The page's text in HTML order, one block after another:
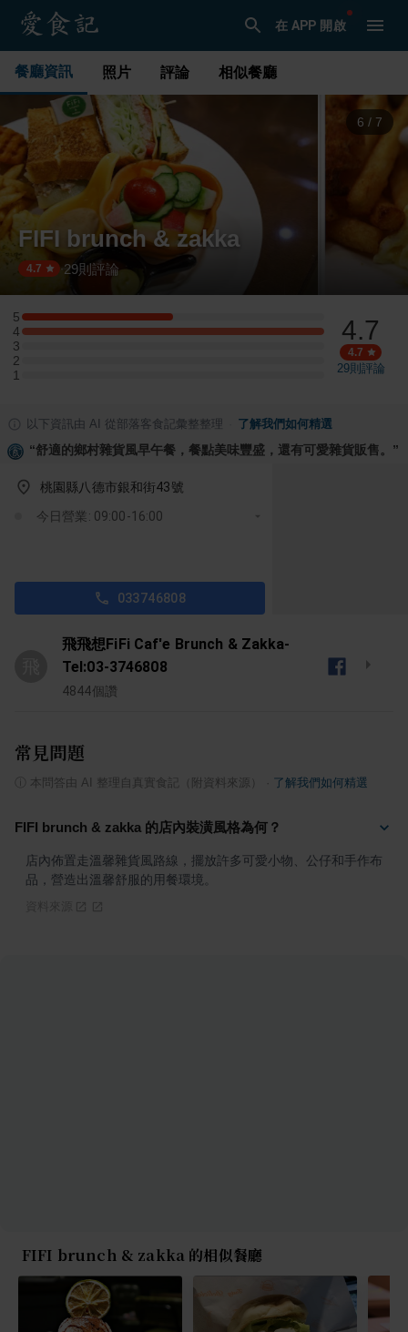
在 APP 開啟
餐廳資訊 照片 評論 相似餐廳
6 / 7
FIFI brunch & zakka
4.7 ·29則評論
5
5 星：1 則評論
4
4 星：2 則評論
3
3 星：0 則評論
2
2 星：0 則評論
1
1 星：0 則評論
4.7
4.7
29則評論
以下資訊由 AI 從部落客食記彙整整理 了解我們如何精選
“舒適的鄉村雜貨風早午餐，餐點美味豐盛，還有可愛雜貨販售。 ”
桃園縣八德市銀和街43號
今日營業: 09:00-16:00
033746808
飛飛想FiFi Caf'e Brunch & Zakka-
Tel:03-3746808
4844個讚
常見問題
本問答由 AI 整理自真實食記（附資料來源） 了解我們如何精選
FIFI brunch & zakka 的店內裝潢風格為何？
店內佈置走溫馨雜貨風路線，擺放許多可愛小物、公仔和手作布
品，營造出溫馨舒服的用餐環境。
FIFI brunch & zakka 的相似餐廳